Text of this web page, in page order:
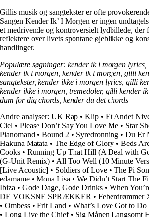
Gillis musik og sangtekster er ofte
Sangen Kender Ik’ I Morgen er ingen
et medrivende og kontroversielt lydbillede, der
reflektere over livets spontane øjeblikke og
handlinger.
Populære søgninger: kender ik i morgen
kender ik i morgen, kender ik i morgen, gilli
sangtekster, kender ikke i morgen lyrics, gilli
kender ikke i morgen, tremedoler, gilli kender
dum for dig chords, kender du det chords
Andre analyser: UK Rap • Klip • Et Andet
Ciel • Please Don’t Say You Love Me • Star
Pianomand • Bound 2 • Syredronning • Du Er
Hakuna Matata • The Edge of Glory • Beds
Cooks • Running Up That Hill (A Deal with
(G-Unit Remix) • All Too Well (10 Minute
[Live Acoustic] • Soldiers of Love • The Pi
edamame • Mona Lisa • We Didn’t Start The
Ibiza • Gode Dage, Gode Drinks • When
DE VOKSNE SPRÆKKER • Feberdrømmer
• Ombess • Frit Land • What’s Love Got to
• Long Live the Chief• Sig Månen Langsomt